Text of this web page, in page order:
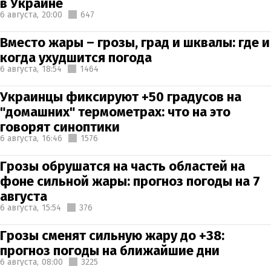
6 августа, 20:00 647
Вместо жары – грозы, град и шквалы: где и
когда ухудшится погода
6 августа, 18:54 1464
Украинцы фиксируют +50 градусов на
"домашних" термометрах: что на это
говорят синоптики
6 августа, 16:46 1576
Грозы обрушатся на часть областей на
фоне сильной жары: прогноз погоды на 7
августа
6 августа, 15:54 376
Грозы сменят сильную жару до +38:
прогноз погоды на ближайшие дни
6 августа, 08:00 3225